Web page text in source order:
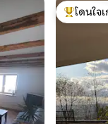
โดนใจเก
โดนใจ